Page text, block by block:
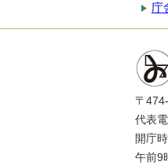
庁
〒
代表
開庁
午前9